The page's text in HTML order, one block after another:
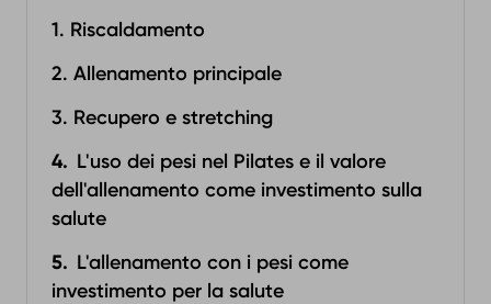
1. Riscaldamento
2. Allenamento principale
3. Recupero e stretching‍
L'uso dei pesi nel Pilates e il valore
dell'allenamento come investimento sulla
salute
L'allenamento con i pesi come
investimento per la salute